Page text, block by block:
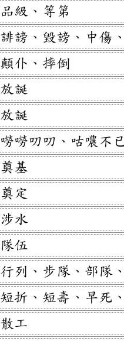
品級、等第
誹謗、毀謗、中傷
顛仆、摔倒
放誕
放誕
嘮嘮叨叨、咕噥不
奠基
奠定
涉水
隊伍
行列、步隊、部隊
短折、短壽、早死
散工